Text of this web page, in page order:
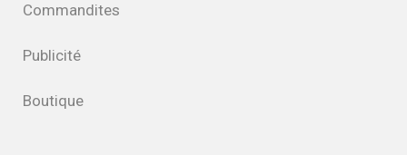
Commandites
Publicité
Boutique